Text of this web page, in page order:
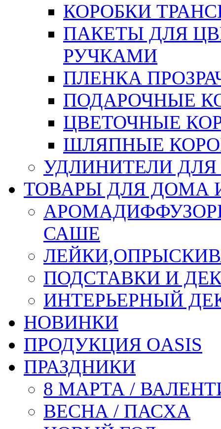
КОРОБКИ
ПАКЕТЫ ДЛЯ
РУЧКАМИ
ПЛЕНКА
ПОДАРОЧНЫЕ
ЦВЕТОЧНЫЕ
ШЛЯПНЫЕ
УДЛИНИТЕЛИ
ТОВАРЫ ДЛЯ ДОМА
САШЕ
ПОДСТАВКИ И
ИНТЕРЬЕРНЫЙ
НОВИНКИ
ПРОДУКЦИЯ OASIS
ПРАЗДНИКИ
8 МАРТА /
ВЕСНА / ПАСХА